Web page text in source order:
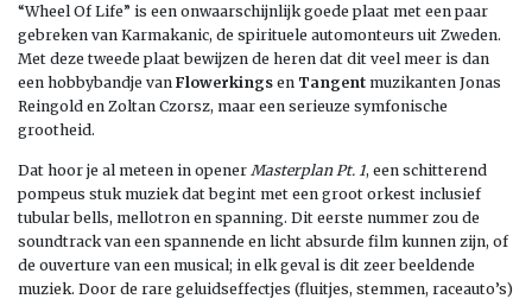
“Wheel Of Life” is een onwaarschijnlijk goede plaat met een paar
gebreken van Karmakanic, de spirituele automonteurs uit Zweden.
Met deze tweede plaat bewijzen de heren dat dit veel meer is dan
een hobbybandje van Flowerkings en Tangent muzikanten Jonas
Reingold en Zoltan Czorsz, maar een serieuze symfonische
grootheid.
Dat hoor je al meteen in opener Masterplan Pt. 1, een schitterend
pompeus stuk muziek dat begint met een groot orkest inclusief
tubular bells, mellotron en spanning. Dit eerste nummer zou de
soundtrack van een spannende en licht absurde film kunnen zijn, of
de ouverture van een musical; in elk geval is dit zeer beeldende
muziek. Door de rare geluidseffectjes (fluitjes, stemmen, raceauto’s)